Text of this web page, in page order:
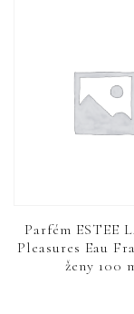
Parfém ESTEE
Pleasures Eau
ženy 100